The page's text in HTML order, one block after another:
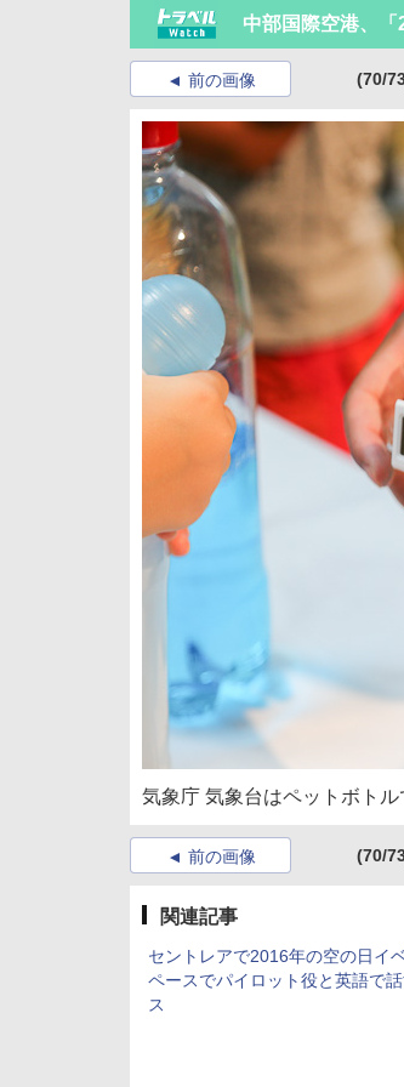
中部国際空港、
前の画像 (70/
気象庁 気象台はペットボト
前の画像 (70/
関連記事
セントレアで2016年の空の日イ
ペースでパイロット役と英語で
ス